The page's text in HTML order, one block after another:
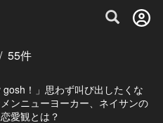
情報・プレミアムレストラン予約
/ 55件
gosh！」思わず叫び出したくな
ンニューヨーカー、ネイサンの
愛観とは？